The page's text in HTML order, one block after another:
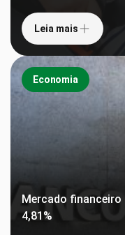
Leia mais
Economia
Mercado financeiro
4,81%